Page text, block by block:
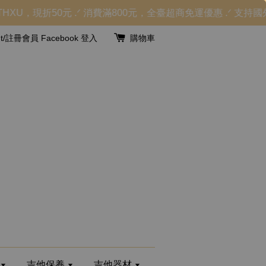
，現折50元 .ᐟ 消費滿800元，全臺超商免運優惠 .ᐟ 支持國
註冊會員 Facebook 登入 購物車